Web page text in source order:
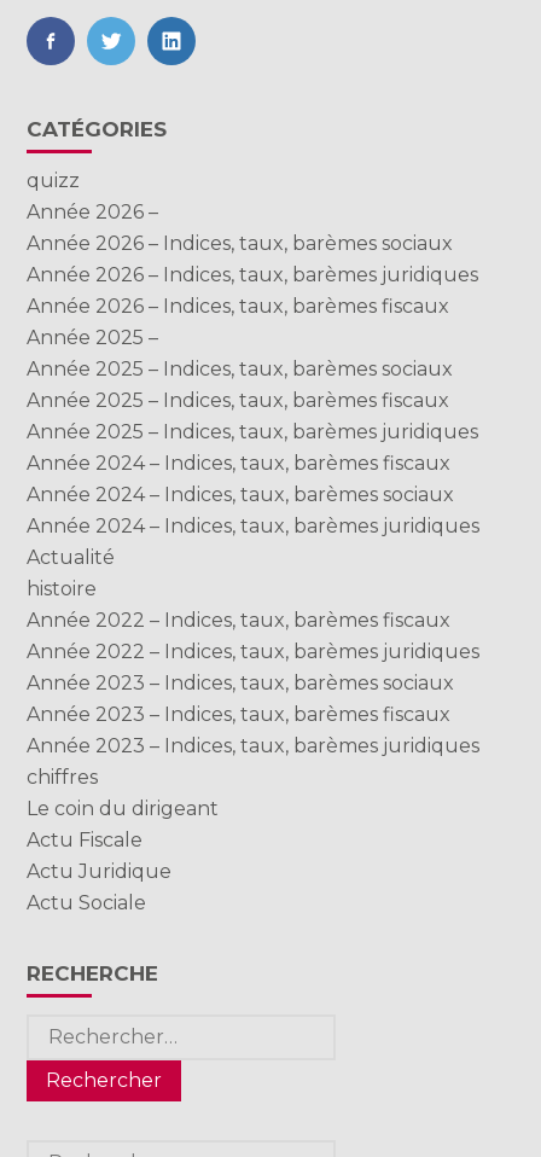
FaceBook
TwitterLinkedIn
Blog
sidebar
CATÉGORIES
quizz
Année 2026 –
Année 2026 – Indices, taux, barèmes sociaux
Année 2026 – Indices, taux, barèmes juridiques
Année 2026 – Indices, taux, barèmes fiscaux
Année 2025 –
Année 2025 – Indices, taux, barèmes sociaux
Année 2025 – Indices, taux, barèmes fiscaux
Année 2025 – Indices, taux, barèmes juridiques
Année 2024 – Indices, taux, barèmes fiscaux
Année 2024 – Indices, taux, barèmes sociaux
Année 2024 – Indices, taux, barèmes juridiques
Actualité
histoire
Année 2022 – Indices, taux, barèmes fiscaux
Année 2022 – Indices, taux, barèmes juridiques
Année 2023 – Indices, taux, barèmes sociaux
Année 2023 – Indices, taux, barèmes fiscaux
Année 2023 – Indices, taux, barèmes juridiques
chiffres
Le coin du dirigeant
Actu Fiscale
Actu Juridique
Actu Sociale
RECHERCHE
Rechercher :
Rechercher :